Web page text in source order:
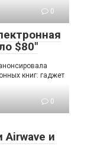
0
$80″
книг: гаджет
0
и